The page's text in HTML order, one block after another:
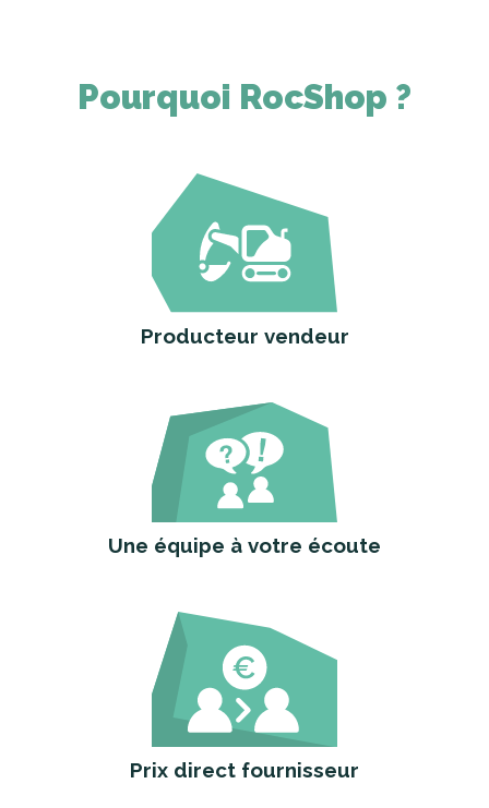
Pourquoi RocShop ?
Producteur vendeur
Une équipe à votre écoute
Prix direct fournisseur